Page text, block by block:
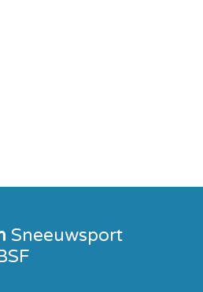
Sneeuwsport